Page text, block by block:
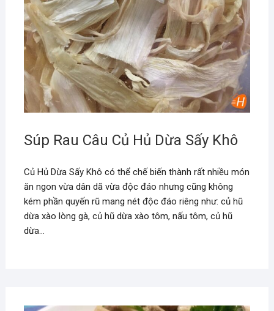
Súp Rau Câu Củ Hủ Dừa Sấy Khô
Củ Hủ Dừa Sấy Khô có thể chế biến thành rất nhiều món
ăn ngon vừa dân dã vừa độc đáo nhưng cũng không
kém phần quyến rũ mang nét độc đáo riêng như: củ hũ
dừa xào lòng gà, củ hũ dừa xào tôm, nấu tôm, củ hũ
dừa…